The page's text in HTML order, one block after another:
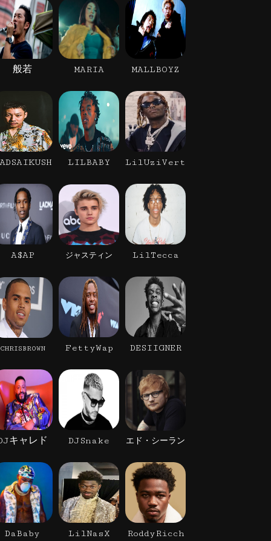
般若 MARIA MALLBOYZ
LILBABY LilUziVert
A$AP ジャスティン LilTecca
CHRISBROWN FettyWap DESIIGNER
キャレド DJSnake エド・シーラン
DaBaby LilNasX RoddyRicch